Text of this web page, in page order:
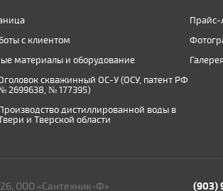
с клиентом
материалы и оборудование
Прайс-
скважинный ОС-У (ОСУ, патент РФ
2699638, № 177395)
дистиллированной воды в
и Тверской области
ООО «Сантехник-Ф» (903)